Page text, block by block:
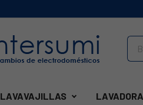
LAVAVAJILLAS